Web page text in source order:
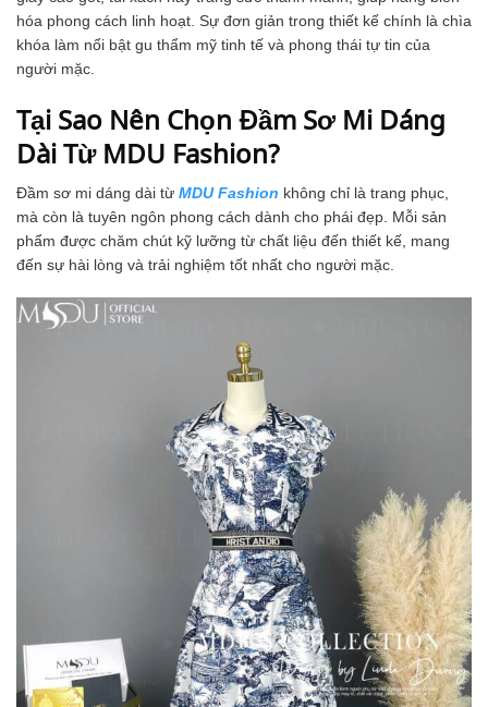
hóa phong cách linh hoạt. Sự đơn giản trong thiết kế chính là chìa
khóa làm nổi bật gu thẩm mỹ tinh tế và phong thái tự tin của
người mặc.
Tại Sao Nên Chọn Đầm Sơ Mi Dáng
Dài Từ MDU Fashion?
Đầm sơ mi dáng dài từ MDU Fashion không chỉ là trang phục,
mà còn là tuyên ngôn phong cách dành cho phái đẹp. Mỗi sản
phẩm được chăm chút kỹ lưỡng từ chất liệu đến thiết kế, mang
đến sự hài lòng và trải nghiệm tốt nhất cho người mặc.